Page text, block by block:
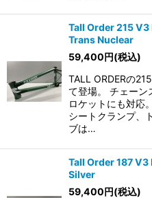
Tall Order 215
Trans Nuclear
59,400円(税込)
TALL ORDERの
て登場。 チェーン
ロケットにも対応
シートクランプ、
ブは…
Tall Order 187
Silver
59,400円(税込)